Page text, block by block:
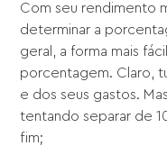
Com seu rendimento
determinar a
geral, a forma mais
porcentagem. Claro,
e dos seus gastos.
tentando separar de
fim;